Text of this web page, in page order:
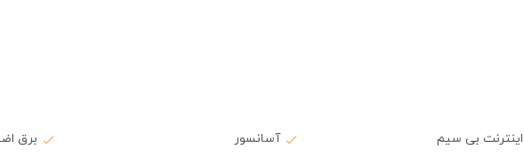
اینترنت بی سیم آسانسور برق